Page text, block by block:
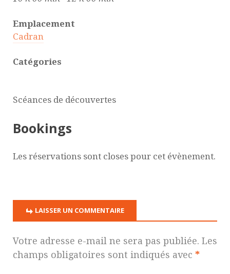
Emplacement
Cadran
Catégories
Scéances de découvertes
Bookings
Les réservations sont closes pour cet évènement.
LAISSER UN COMMENTAIRE
Votre adresse e-mail ne sera pas publiée. Les
champs obligatoires sont indiqués avec *